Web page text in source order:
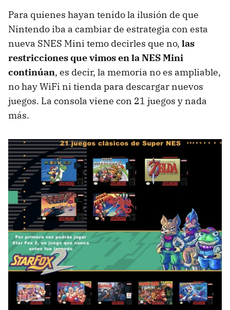
Para quienes hayan tenido la ilusión de que
Nintendo iba a cambiar de estrategia con esta
nueva SNES Mini temo decirles que no, las
restricciones que vimos en la NES Mini
continúan, es decir, la memoria no es ampliable,
no hay WiFi ni tienda para descargar nuevos
juegos. La consola viene con 21 juegos y nada
más.